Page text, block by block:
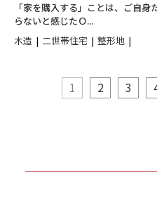
「家を購入する」ことは、ご自
らないと感じたＯ...
木造
二世帯住宅 整形地
1 2 3